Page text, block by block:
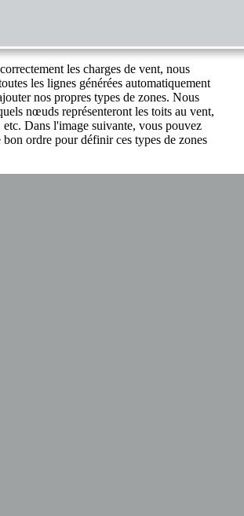
les charges de vent, nous
les lignes générées automatiquement
nos propres types de zones. Nous
nœuds représenteront les toits au vent,
etc. Dans l'image suivante, vous pouvez
ordre pour définir ces types de zones